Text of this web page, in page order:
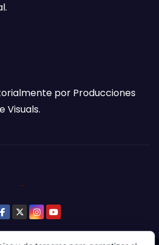
por Producciones
Visuals.